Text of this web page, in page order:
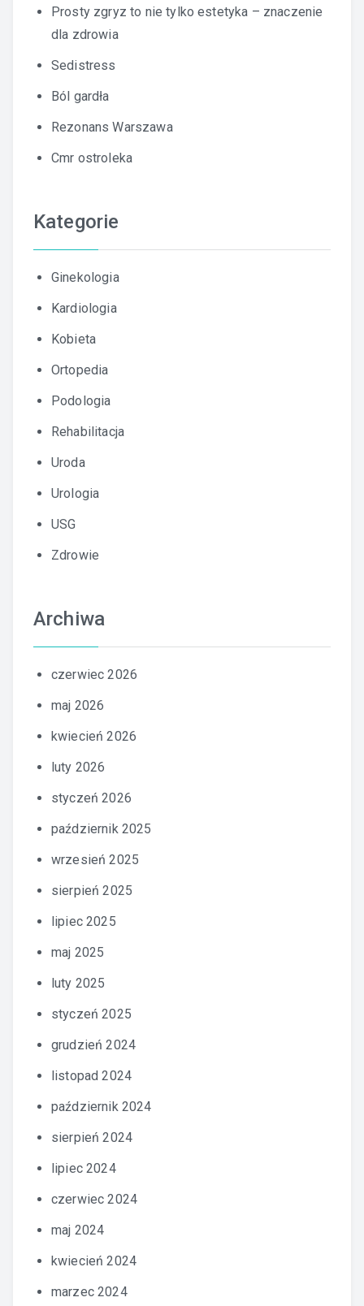
Prosty zgryz to nie tylko estetyka – znaczenie
dla zdrowia
Sedistress
Ból gardła
Rezonans Warszawa
Cmr ostroleka
Kategorie
Ginekologia
Kardiologia
Kobieta
Ortopedia
Podologia
Rehabilitacja
Uroda
Urologia
USG
Zdrowie
Archiwa
czerwiec 2026
maj 2026
kwiecień 2026
luty 2026
styczeń 2026
październik 2025
wrzesień 2025
sierpień 2025
lipiec 2025
maj 2025
luty 2025
styczeń 2025
grudzień 2024
listopad 2024
październik 2024
sierpień 2024
lipiec 2024
czerwiec 2024
maj 2024
kwiecień 2024
marzec 2024